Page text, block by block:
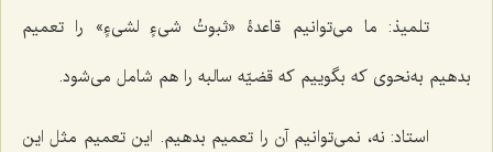
تلمیذ: ما می‌توانیم قاعدۀ «ثبوتُ شیءٍ لشیءٍ» را تعمیم
بدهیم به‌نحوی که بگوییم که قضیّه سالبه را هم شامل می‌شود.
استاد: نه، نمی‌توانیم آن را تعمیم بدهیم. این تعمیم مثل این